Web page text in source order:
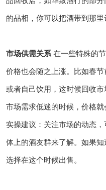
的品相，你可以把酒带到那里
市场供需关系在一些特殊的节
价格也会随之上涨。比如春
或者自己饮用，这时候回收
市场需求低迷的时候，价格就
实操建议：关注市场的动态
体上的酒友群来了解。如果
选择在这个时候出售。